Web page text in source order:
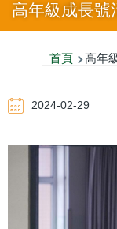
高年級成長號
連
結
首頁 高年
2024-02-29